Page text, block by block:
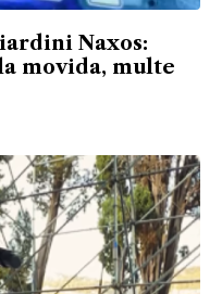
Naxos:
movida, multe